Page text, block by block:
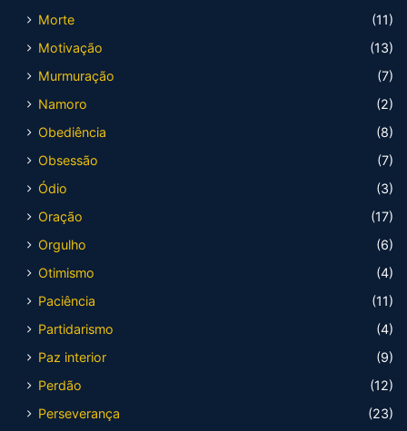
Morte
(11)
Motivação
(13)
Murmuração
(7)
Namoro
(2)
Obediência
(8)
Obsessão
(7)
Ódio
(3)
Oração
(17)
Orgulho
(6)
Otimismo
(4)
Paciência
(11)
Partidarismo
(4)
Paz interior
(9)
Perdão
(12)
Perseverança
(23)